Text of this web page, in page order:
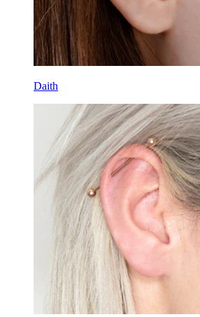
Daith
Buet barbell
Øreflipp
Titan